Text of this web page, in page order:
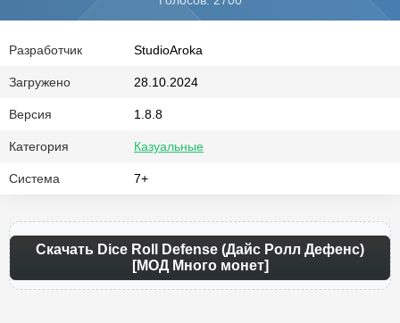
Разработчик StudioAroka
Загружено 28.10.2024
Версия 1.8.8
Категория Казуальные
Система 7+
Скачать Dice Roll Defense (Дайс Ролл Дефенс)
[МОД Много монет]